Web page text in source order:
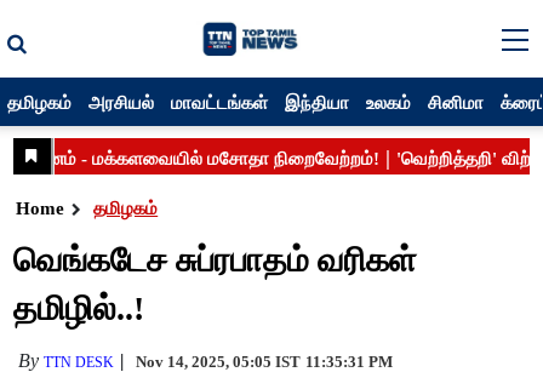
தமிழகம் அரசியல் மாவட்டங்கள் இந்தியா உலகம் சினிமா
Home தமிழகம்
வெங்கடேச சுப்ரபாதம் வரிகள்
தமிழில்..!
ByTTN DESK Nov 14, 2025, 05:05 IST 11:35:31 PM